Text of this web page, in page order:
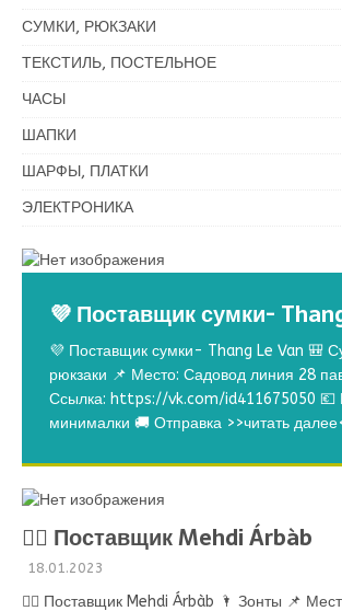
СУМКИ, РЮКЗАКИ
ТЕКСТИЛЬ, ПОСТЕЛЬНОЕ
ЧАСЫ
ШАПКИ
ШАРФЫ, ПЛАТКИ
ЭЛЕКТРОНИКА
💜 Поставщик сумки-
💜 Поставщик сумки- Thang Le Van 🎒
рюкзаки 📌 Место: Садовод линия 28
Ссылка: https://vk.com/id411675050 💶
минималки 🚚 Отправка >>читать
💁‍♂ Поставщик Mehdi Árbàb
18.01.2023
💁‍♂ Поставщик Mehdi Árbàb 🌂 Зонты 📌